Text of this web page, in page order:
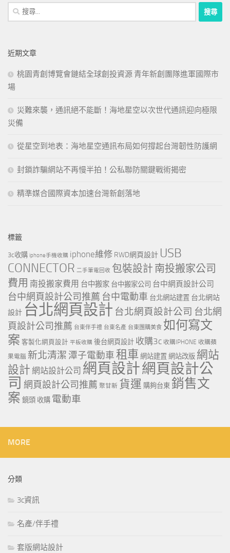
搜
尋
字:
近期文章
桃園青創博覽會鏈結全球創投資源 青年新創團隊進軍國際市
場
災難來襲，通訊絕不能斷！海地星空以次世代通訊迎向極限
災備
從星空到地表：海地星空通訊布局如何撐起台灣韌性防護網
封鎖詐騙網站不再慢半拍！公私聯防關鍵戰術揭密
精準媒合國際資本加速台灣新創落地
標籤
3c收購 iphone手機收購 iphone維修 RWD網頁設計 USB
CONNECTOR 二手筆電回收 包裝設計 南投搬家公司
費用 南投搬家費用 台中搬家 台中搬家公司 台中網頁設計公司
台中網頁設計公司推薦 台中電動車 台北網站建置 台北網站
設計 台北網頁設計 台北網頁設計公司 台北網
頁設計公司推薦 台東伴手禮 台東名產 台東團購美食 如何寫文
案 客製化網頁設計 平板收購 後台網頁設計 收購3c 收購IPHONE 收購蘋
果電腦 新北清潔 潭子電動車租車 網站建置 網站改版 網站
設計 網站設計公司 網頁設計網頁設計公
司 網頁設計公司推薦 聚甘新 貨運 購夠台東 銷售文
案 鏡頭 收購 電動車
MORE
分類
3c資訊
名產/伴手禮
套版網站設計